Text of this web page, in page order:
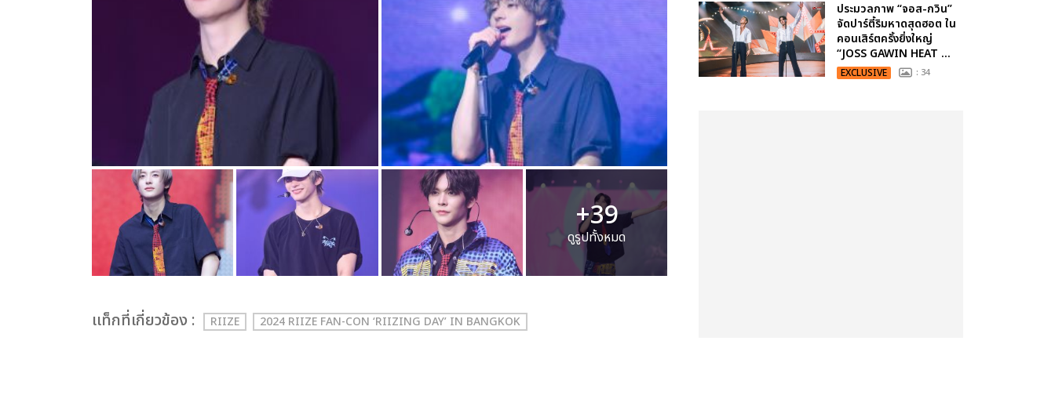
+39
ดูรูปทั้งหมด
เเท็กที่เกี่ยวข้อง : RIIZE 2024 RIIZE FAN-CON ‘RIIZING DAY’ IN BANGKOK
ประมวลภาพ “จอส-กวิน”
จัดปาร์ตี้ริมหาดสุดฮอต ใน
คอนเสิร์ตครั้งยิ่งใหญ่
“JOSS GAWIN HEAT ...
EXCLUSIVE : 34